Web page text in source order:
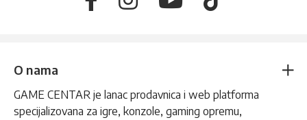
O nama
GAME CENTAR je lanac prodavnica i web platforma
specijalizovana za igre, konzole, gaming opremu,